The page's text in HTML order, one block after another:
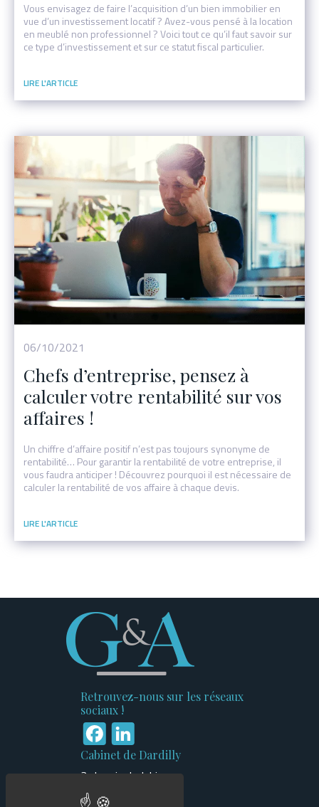
Vous envisagez de faire l’acquisition d’un bien immobilier en
vue d’un investissement locatif ? Avez-vous pensé à la location
en meublé non professionnel ? Voici tout ce qu’il faut savoir sur
ce type d’investissement et sur ce statut fiscal particulier.
06/10/2021
Chefs d’entreprise, pensez à
calculer votre rentabilité sur vos
affaires !
Un chiffre d’affaire positif n’est pas toujours synonyme de
rentabilité… Pour garantir la rentabilité de votre entreprise, il
vous faudra anticiper ! Découvrez pourquoi il est nécessaire de
calculer la rentabilité de vos affaire à chaque devis.
Retrouvez-nous sur les réseaux
sociaux !
Facebook
LinkedIn
Cabinet de Dardilly
3 chemin du Jubin
Bâtiment n°1